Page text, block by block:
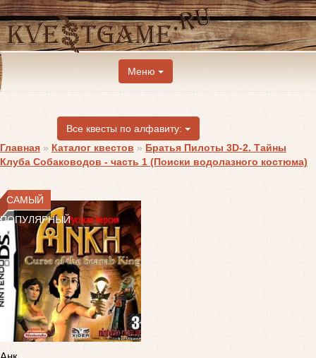
Меню
Все квесты по алфавиту:
Главная » Каталог квестов » Братья Пилоты 3D-2. Тайны
Клуба Собаководов - часть 1 (Поиски водолазного костюма)
САМЫЙ
ПОПУЛЯРНЫЙ